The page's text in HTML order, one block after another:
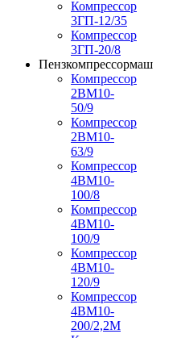
Компрессор
3ГП-12/35
Компрессор
3ГП-20/8
Пензкомпрессормаш
Компрессор
2ВМ10-
50/9
Компрессор
2ВМ10-
63/9
Компрессор
4ВМ10-
100/8
Компрессор
4ВМ10-
100/9
Компрессор
4ВМ10-
120/9
Компрессор
4ВМ10-
200/2,2М